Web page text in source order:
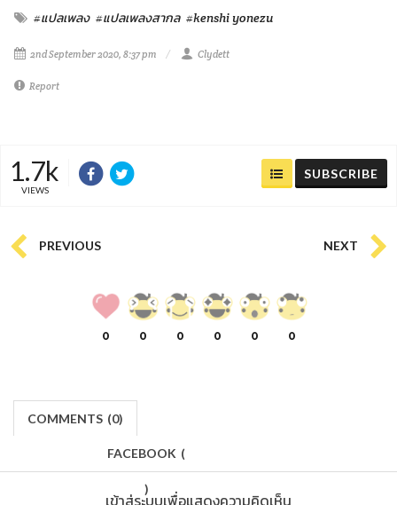
#แปลเพลง #แปลเพลงสากล #kenshi yonezu
2nd September 2020, 8:37 pm Clydett
Report
1.7k
VIEWS
SUBSCRIBE
PREVIOUS NEXT
0 0 0 0 0 0
COMMENTS (0)
FACEBOOK (
)
เข้าสู่ระบบเพื่อแสดงความคิดเห็น